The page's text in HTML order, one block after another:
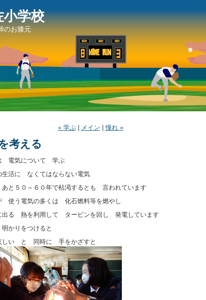
小学校
のお膝元
« 学ぶ| メイン |憧れ »
考える
電気について 学ぶ
生活に なくてはならない電気
と５０～６０年で枯渇するとも 言われています
使う電気の多くは 化石燃料等を燃やし
出る 熱を利用して タービンを回し 発電しています
かりをつけると
しい と 同時に 手をかざすと